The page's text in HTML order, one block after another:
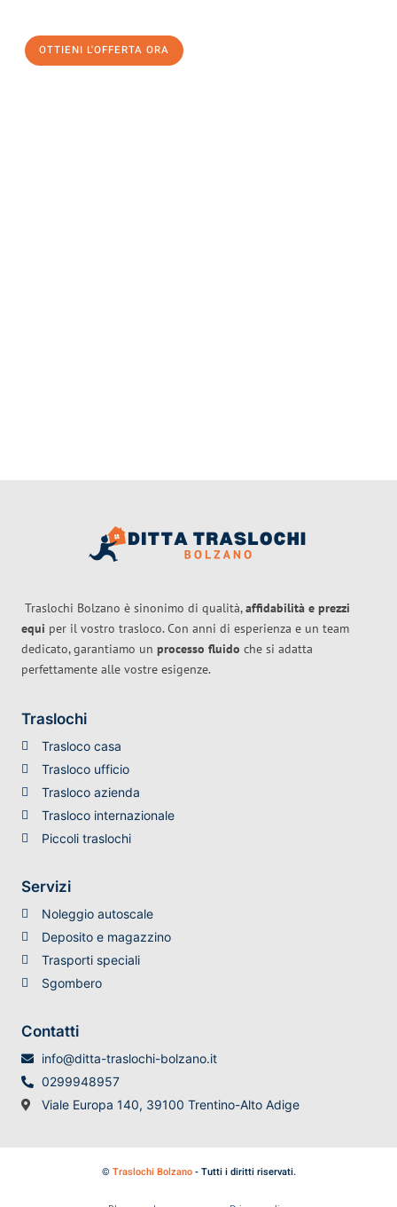
OTTIENI L'OFFERTA ORA
Traslochi Bolzano è sinonimo di qualità,affidabilità e prezzi
equi per il vostro trasloco. Con anni di esperienza e un team
dedicato, garantiamo un processo fluido che si adatta
perfettamente alle vostre esigenze.
Traslochi
Trasloco casa
Trasloco ufficio
Trasloco azienda
Trasloco internazionale
Piccoli traslochi
Servizi
Noleggio autoscale
Deposito e magazzino
Trasporti speciali
Sgombero
Contatti
info@ditta-traslochi-bolzano.it
0299948957
Viale Europa 140, 39100 Trentino-Alto Adige
© Traslochi Bolzano- Tutti i diritti riservati.